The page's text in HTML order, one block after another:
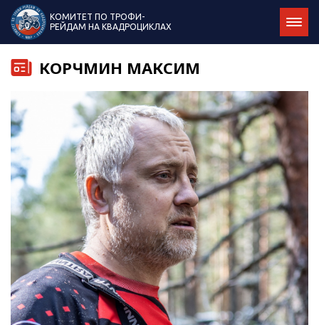
КОМИТЕТ ПО ТРОФИ-
РЕЙДАМ НА КВАДРОЦИКЛАХ
КОРЧМИН МАКСИМ